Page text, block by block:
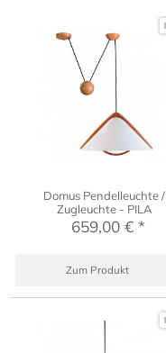
Domus Pendelleuchte /
Zugleuchte - PILA
659,00 € *
Zum Produkt